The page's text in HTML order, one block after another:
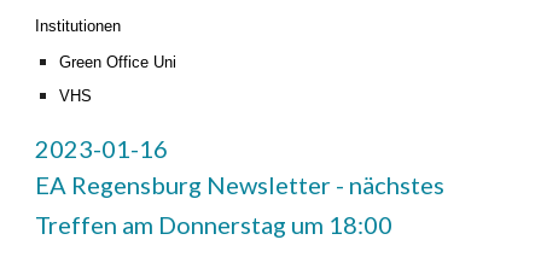
Institutionen
Green Office Uni
VHS
2023-01-16
EA Regensburg Newsletter - nächstes
Treffen am Donnerstag um 18:00